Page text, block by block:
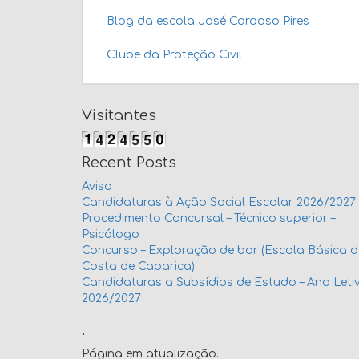
Blog da escola José Cardoso Pires
Clube da Proteção Civil
Visitantes
Recent Posts
Aviso
Candidaturas à Ação Social Escolar 2026/2027
Procedimento Concursal – Técnico superior –
Psicólogo
Concurso – Exploração de bar (Escola Básica
Costa de Caparica)
Candidaturas a Subsídios de Estudo – Ano
2026/2027
.
Página em atualização.